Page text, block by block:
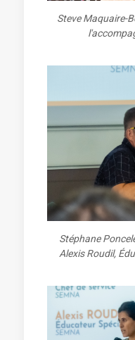
Steve Maquaire-
Stéphane
Alexis Roudil,